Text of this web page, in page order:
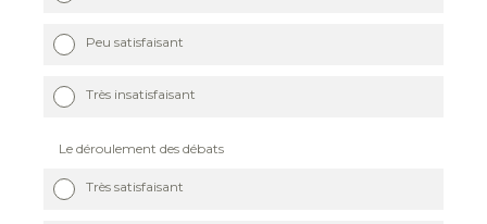
Peu satisfaisant
Très insatisfaisant
Le déroulement des débats
Très satisfaisant